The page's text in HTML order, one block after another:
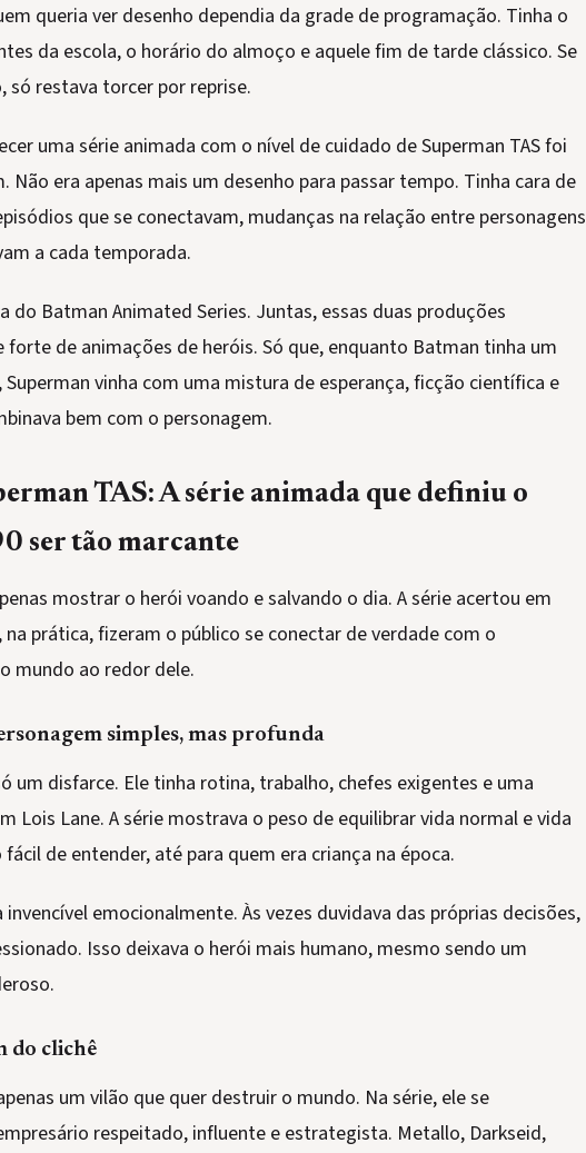
queria ver desenho dependia da grade de programação. Tinha o
da escola, o horário do almoço e aquele fim de tarde clássico. Se
só restava torcer por reprise.
uma série animada com o nível de cuidado de Superman TAS foi
Não era apenas mais um desenho para passar tempo. Tinha cara de
que se conectavam, mudanças na relação entre personagens
a cada temporada.
do Batman Animated Series. Juntas, essas duas produções
de animações de heróis. Só que, enquanto Batman tinha um
vinha com uma mistura de esperança, ficção científica e
bem com o personagem.
TAS: A série animada que definiu o
ser tão marcante
mostrar o herói voando e salvando o dia. A série acertou em
prática, fizeram o público se conectar de verdade com o
mundo ao redor dele.
simples, mas profunda
um disfarce. Ele tinha rotina, trabalho, chefes exigentes e uma
Lois Lane. A série mostrava o peso de equilibrar vida normal e vida
de entender, até para quem era criança na época.
invencível emocionalmente. Às vezes duvidava das próprias decisões,
Isso deixava o herói mais humano, mesmo sendo um
do clichê
um vilão que quer destruir o mundo. Na série, ele se
respeitado, influente e estrategista. Metallo, Darkseid,